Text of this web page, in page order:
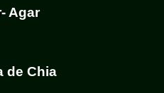
Agar
de Chia